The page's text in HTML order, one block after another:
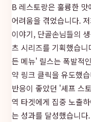
B 레스토랑은 훌륭한
어려움을 겪었습니다.
이야기, 단골손님들의
츠 시리즈를 기획했습
든 메뉴' 릴스는 폭발적
약 링크 클릭을 유도했
반응이 좋았던 '셰프 스
역 타겟에게 집중 노출
는 성과를 달성했습니